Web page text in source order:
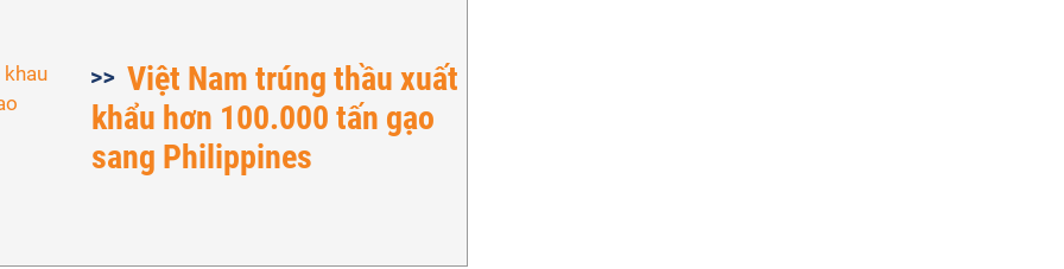
Việt Nam trúng thầu xuất
khẩu hơn 100.000 tấn gạo
sang Philippines